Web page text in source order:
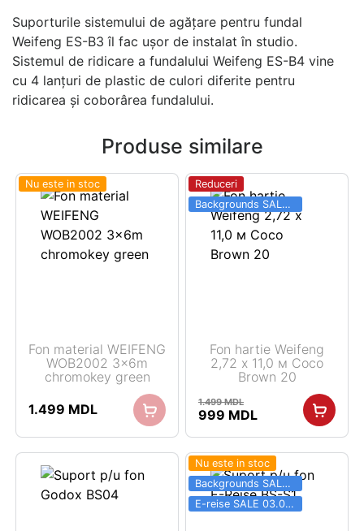
Suporturile sistemului de agățare pentru fundal
Weifeng ES-B3 îl fac ușor de instalat în studio.
Sistemul de ridicare a fundalului Weifeng ES-B4 vine
cu 4 lanțuri de plastic de culori diferite pentru
ridicarea și coborârea fundalului.
Produse similare
Nu este in stoc
Fon material WEIFENG
WOB2002 3x6m
chromokey green
1.499 MDL
Reduceri
Backgrounds SALE 03.06 - 31.08
Fon hartie Weifeng
2,72 х 11,0 м Coco
Brown 20
1.499MDL
Prețul
fost:
1.499 MDL.
999 MDL
999 MDL.
Nu este in stoc
Backgrounds SALE 03.06 - 31.08
E-reise SALE 03.06 - 31.08